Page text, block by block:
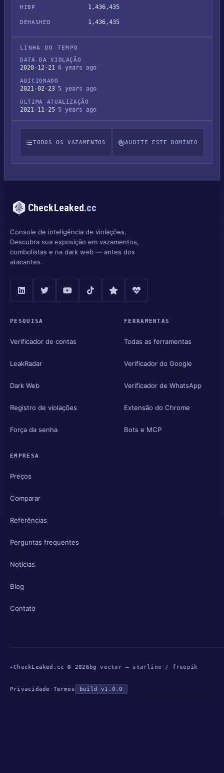
HIBP
1,436,435
DEHASHED 1,436,435
LINHA DO TEMPO
DATA DA VIOLAÇÃO
2020-12-21 6 years ago
ADICIONADO
2021-02-23 5 years ago
ÚLTIMA ATUALIZAÇÃO
2021-11-25 5 years ago
TODOS OS VAZAMENTOS AUDITE ESTE DOMÍNIO
CheckLeaked.cc
Console de inteligência de violações.
Descubra sua exposição em vazamentos,
combolistas e na dark web — antes dos
atacantes.
PESQUISA
Verificador de contas
LeakRadar
Dark Web
Registro de violações
Força da senha
FERRAMENTAS
Todas as ferramentas
Verificador do Google
Verificador de WhatsApp
Extensão do Chrome
Bots e MCP
EMPRESA
Preços
Comparar
Referências
Perguntas frequentes
Notícias
Blog
Contato
▸CheckLeaked.cc © 2026 bg vector — starline / freepik
Privacidade · Termos build v1.0.0